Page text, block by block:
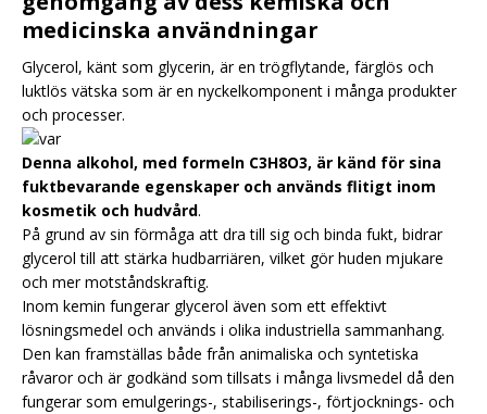
medicinska användningar
Glycerol, känt som glycerin, är en trögflytande, färglös och
luktlös vätska som är en nyckelkomponent i många produkter
och processer.
Denna alkohol, med formeln C3H8O3, är känd för sina
fuktbevarande egenskaper och används flitigt inom
kosmetik och hudvård.
På grund av sin förmåga att dra till sig och binda fukt, bidrar
glycerol till att stärka hudbarriären, vilket gör huden mjukare
och mer motståndskraftig.
Inom kemin fungerar glycerol även som ett effektivt
lösningsmedel och används i olika industriella sammanhang.
Den kan framställas både från animaliska och syntetiska
råvaror och är godkänd som tillsats i många livsmedel då den
fungerar som emulgerings-, stabiliserings-, förtjocknings- och